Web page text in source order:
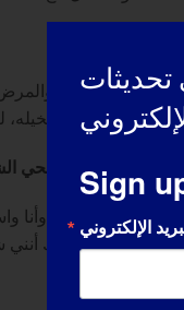
المرض. في الصحة
مما كنا نتخيله، لكننا اليوم أقوى بسبب ذلك.
التحكم اليدوية، وأنا
بعض الوقت لأدرك
Sign
الإلكتروني